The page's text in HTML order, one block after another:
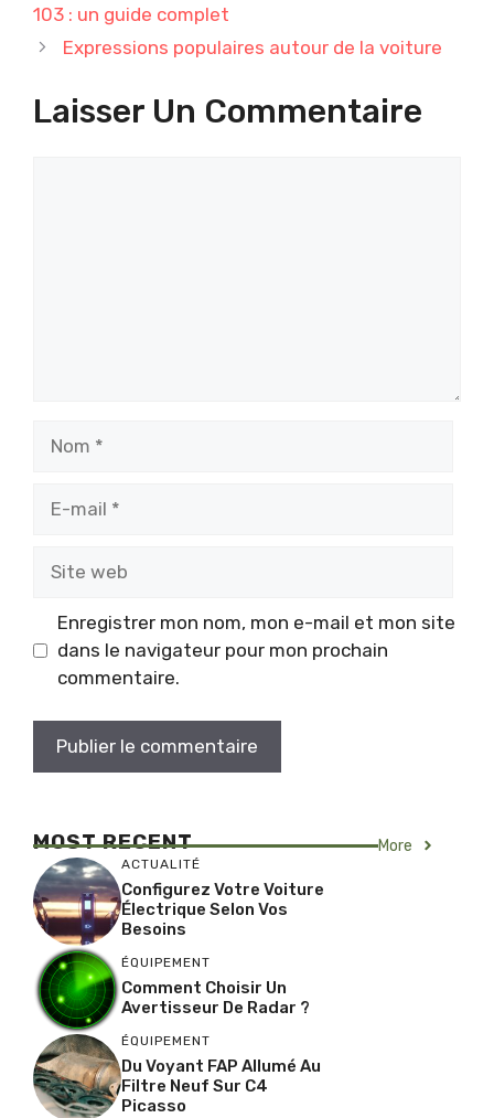
103 : un guide complet
Expressions populaires autour de la voiture
Laisser Un Commentaire
Enregistrer mon nom, mon e-mail et mon site
dans le navigateur pour mon prochain
commentaire.
MOST RECENT More
ACTUALITÉ
Configurez Votre Voiture
Électrique Selon Vos
Besoins
ÉQUIPEMENT
Comment Choisir Un
Avertisseur De Radar ?
ÉQUIPEMENT
Du Voyant FAP Allumé Au
Filtre Neuf Sur C4
Picasso